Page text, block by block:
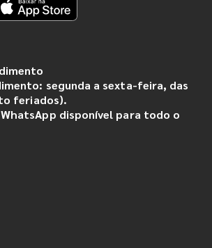
segunda a sexta-feira, das
feriados).
disponível para todo o